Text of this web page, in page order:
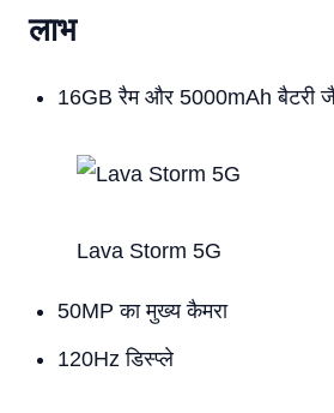
लाभ
16GB रैम और 5000mAh बैटरी
Lava Storm 5G
50MP का मुख्य कैमरा
120Hz डिस्प्ले